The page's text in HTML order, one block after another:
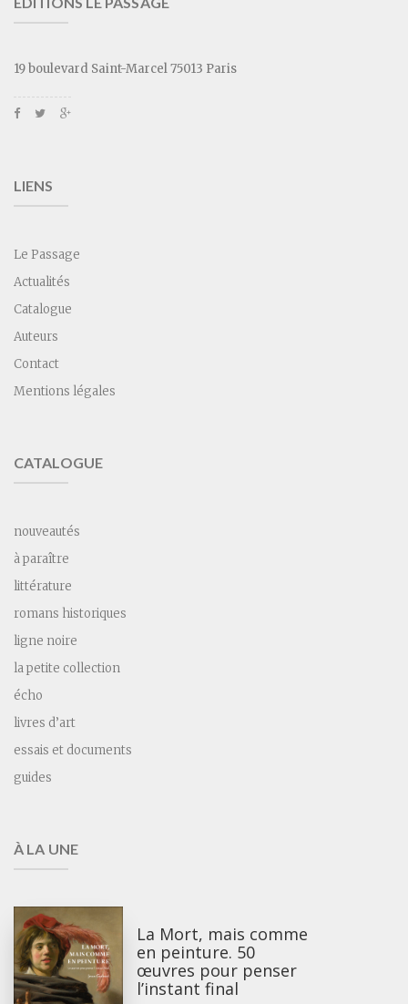
19 boulevard Saint-Marcel 75013 Paris
LIENS
Le Passage
Actualités
Catalogue
Auteurs
Contact
Mentions légales
CATALOGUE
nouveautés
à paraître
littérature
romans historiques
ligne noire
la petite collection
écho
livres d’art
essais et documents
guides
À LA UNE
La Mort, mais comme
en peinture. 50
œuvres pour penser
l’instant final